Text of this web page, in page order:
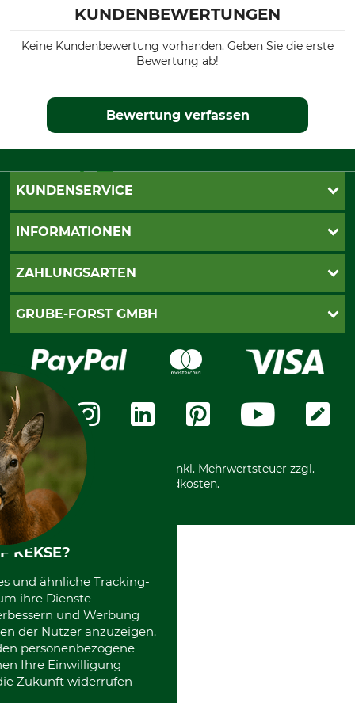
KUNDENBEWERTUNGEN
Keine Kundenbewertung vorhanden. Geben Sie die erste
Bewertung ab!
Bewertung verfassen
KUNDENSERVICE
Katalogbestellung
INFORMATIONEN
AGB
Widerrufsformular
Datenschutz
Zahlungsarten
ZAHLUNGSARTEN
PayPal
Rechnung
Vorkasse
GRUBE-FORST GMBH
Karriere
Über uns
Messetermine
Community
International
*Alle Preise in Euro und inkl. Mehrwertsteuer zzgl.
Versandkosten.
KEKSE?
und ähnliche Tracking-
ihre Dienste
und Werbung
der Nutzer anzuzeigen.
personenbezogene
Ihre Einwilligung
Zukunft widerrufen